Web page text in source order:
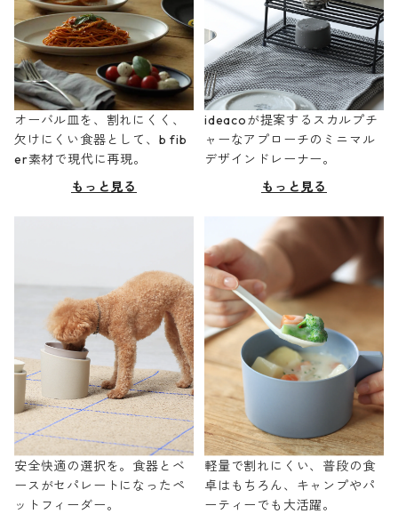
オーバル皿を、割れにくく、
欠けにくい食器として、b fib
er素材で現代に再現。
もっと見る
ideacoが提案するスカルプチ
ャーなアプローチのミニマル
デザインドレーナー。
もっと見る
安全快適の選択を。食器とベ
ースがセパレートになったペ
ットフィーダー。
軽量で割れにくい、普段の食
卓はもちろん、キャンプやパ
ーティーでも大活躍。